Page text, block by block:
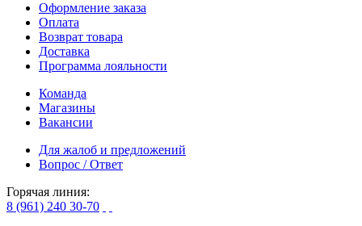
Оформление заказа
Оплата
Возврат товара
Доставка
Программа лояльности
Команда
Магазины
Вакансии
Для жалоб и предложений
Вопрос / Ответ
Горячая линия:
8 (961) 240 30-70